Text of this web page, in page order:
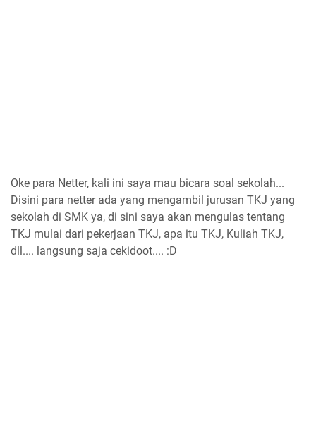
Oke para Netter, kali ini saya mau bicara soal sekolah...
Disini para netter ada yang mengambil jurusan TKJ yang
sekolah di SMK ya, di sini saya akan mengulas tentang
TKJ mulai dari pekerjaan TKJ, apa itu TKJ, Kuliah TKJ,
dll.... langsung saja cekidoot.... :D